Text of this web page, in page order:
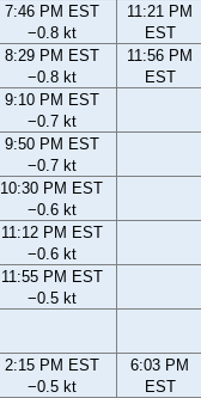
7:46 PM EST
−0.8 kt
11:21 PM
EST
8:29 PM EST
−0.8 kt
11:56 PM
EST
9:10 PM EST
−0.7 kt
9:50 PM EST
−0.7 kt
10:30 PM EST
−0.6 kt
11:12 PM EST
−0.6 kt
11:55 PM EST
−0.5 kt
2:15 PM EST
−0.5 kt
6:03 PM
EST